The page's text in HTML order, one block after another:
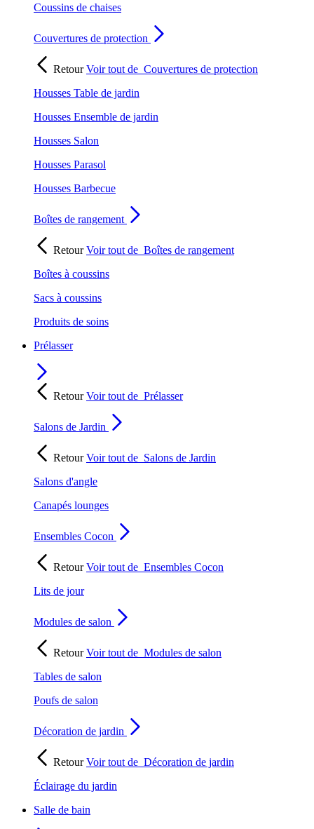
Coussins de chaises
Couvertures de protection
RetourVoir tout de Couvertures de protection
Housses Table de jardin
Housses Ensemble de jardin
Housses Salon
Housses Parasol
Housses Barbecue
Boîtes de rangement
RetourVoir tout de Boîtes de rangement
Boîtes à coussins
Sacs à coussins
Produits de soins
Prélasser
RetourVoir tout de Prélasser
Salons de Jardin
RetourVoir tout de Salons de Jardin
Salons d'angle
Canapés lounges
Ensembles Cocon
RetourVoir tout de Ensembles Cocon
Lits de jour
Modules de salon
RetourVoir tout de Modules de salon
Tables de salon
Poufs de salon
Décoration de jardin
RetourVoir tout de Décoration de jardin
Éclairage du jardin
Salle de bain